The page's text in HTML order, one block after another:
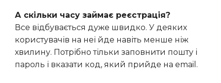
А скільки часу займає реєстрація?
Все відбувається дуже швидко. У деяких
користувачів на неї йде навіть менше ніж
хвилину. Потрібно тільки заповнити пошту і
пароль і вказати код, який прийде на email.